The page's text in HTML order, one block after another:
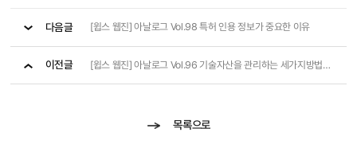
다음글 [윕스 웹진] 아날로그 Vol.98 특허 인용 정보가 중요한 이유
이전글 [윕스 웹진] 아날로그 Vol.96 기술자산을 관리하는 세가지방법: 특허, 영업비밀, 전략적 공개
목록으로